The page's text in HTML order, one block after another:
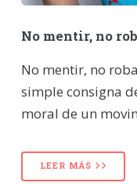
No mentir, no
No mentir, no
simple consigna
moral de un
LEER MÁS